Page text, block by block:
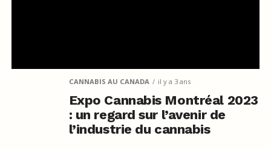
CANNABIS AU CANADA il y a 3 ans
Expo Cannabis Montréal 2023
: un regard sur l’avenir de
l’industrie du cannabis